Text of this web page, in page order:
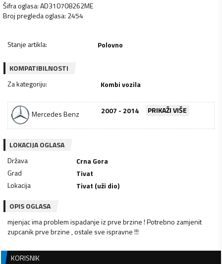
Šifra oglasa:AD310708262ME
Broj pregleda oglasa: 2454
Stanje artikla: Polovno
KOMPATIBILNOSTI
Za kategoriju: Kombi vozila
Mercedes Benz 2007 - 2014 PRIKAŽI VIŠE
LOKACIJA OGLASA
Država
Crna Gora
Grad
Tivat
Lokacija
Tivat (uži dio)
OPIS OGLASA
mjenjac ima problem ispadanje iz prve brzine ! Potrebno zamjenit
zupcanik prve brzine , ostale sve ispravne !!!
KORISNIK